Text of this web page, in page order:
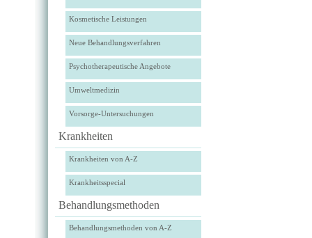
Kosmetische Leistungen
Neue Behandlungsverfahren
Psychotherapeutische Angebote
Umweltmedizin
Vorsorge-Untersuchungen
Krankheiten
Krankheiten von A-Z
Krankheitsspecial
Behandlungsmethoden
Behandlungsmethoden von A-Z